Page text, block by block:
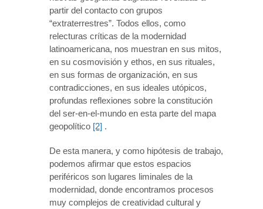
partir del contacto con grupos
“extraterrestres”. Todos ellos, como
relecturas críticas de la modernidad
latinoamericana, nos muestran en sus mitos,
en su cosmovisión y ethos, en sus rituales,
en sus formas de organización, en sus
contradicciones, en sus ideales utópicos,
profundas reflexiones sobre la constitución
del ser-en-el-mundo en esta parte del mapa
geopolítico [2] .
De esta manera, y como hipótesis de trabajo,
podemos afirmar que estos espacios
periféricos son lugares liminales de la
modernidad, donde encontramos procesos
muy complejos de creatividad cultural y